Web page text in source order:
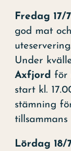
Fredag 17/7
god mat
Under
Axfjord för
start kl.
stämning
tillsammans
Lördag 18/